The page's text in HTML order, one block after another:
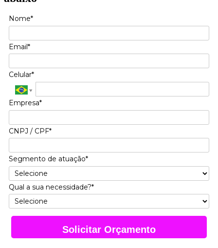
Nome*
Email*
Celular*
Empresa*
CNPJ / CPF*
Segmento de atuação*
Qual a sua necessidade?*
Solicitar Orçamento